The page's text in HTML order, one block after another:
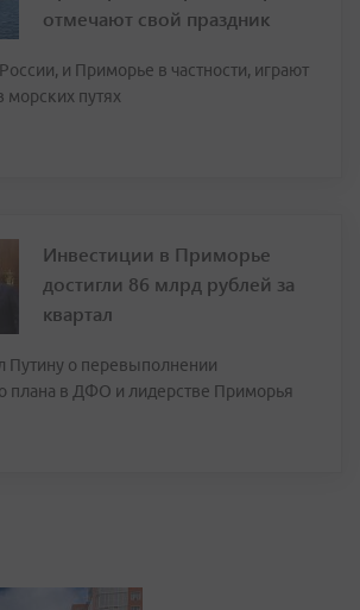
отмечают свой праздник
и Приморье в частности, играют
путях
Инвестиции в Приморье
достигли 86 млрд рублей за
квартал
Путину о перевыполнении
плана в ДФО и лидерстве Приморья